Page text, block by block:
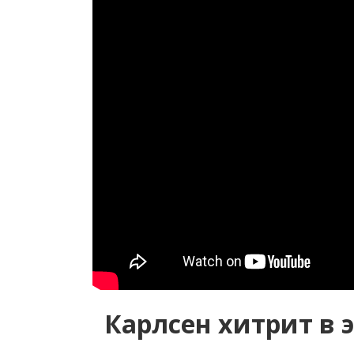
Карлсен хитрит в